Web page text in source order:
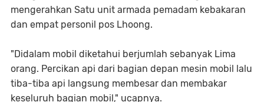
mengerahkan Satu unit armada pemadam kebakaran
dan empat personil pos Lhoong.
"Didalam mobil diketahui berjumlah sebanyak Lima
orang. Percikan api dari bagian depan mesin mobil lalu
tiba-tiba api langsung membesar dan membakar
keseluruh bagian mobil," ucapnya.